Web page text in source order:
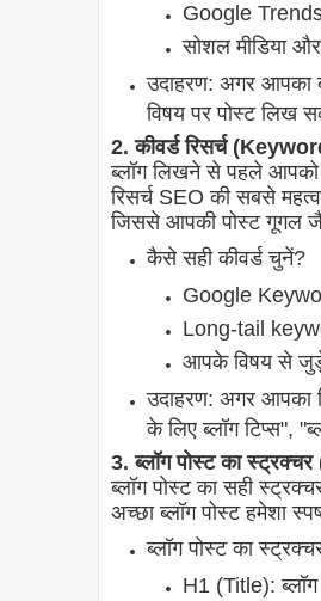
Google
सोशल मीडिया
उदाहरण: अगर
विषय पर पोस्ट लिख
2. कीवर्ड रिसर्च
ब्लॉग लिखने से पहले आपको
रिसर्च SEO की सबसे
जिससे आपकी पोस्ट गूगल
कैसे सही कीवर्ड चुनें?
Google
Long-tail
आपके विषय से
उदाहरण: अगर आपका
के लिए ब्लॉग टिप्स",
3. ब्लॉग पोस्ट का
ब्लॉग पोस्ट का सही
अच्छा ब्लॉग पोस्ट हमेशा
ब्लॉग पोस्ट का
H1 (Title): ब्लॉग